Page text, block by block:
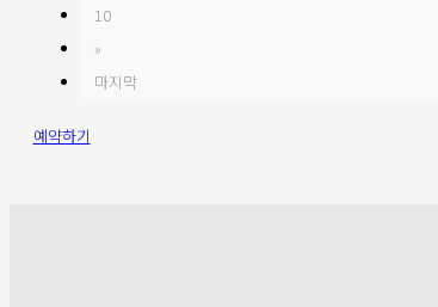
10
»
마지막
예약하기